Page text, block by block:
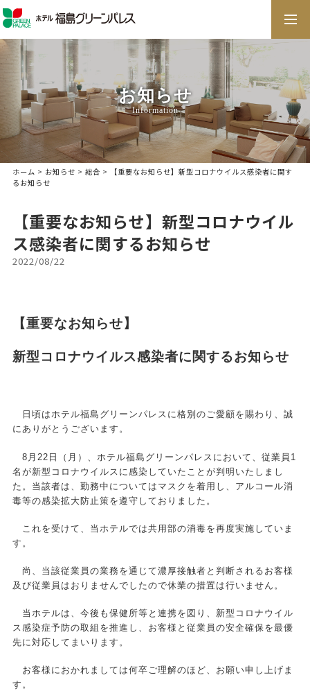
お知らせ
Information
ホーム > お知らせ > 総合 > 【重要なお知らせ】新型コロナウイルス感染者に関す
るお知らせ
【重要なお知らせ】新型コロナウイル
ス感染者に関するお知らせ
2022/08/22
【重要なお知らせ】
新型コロナウイルス感染者に関するお知らせ
日頃はホテル福島グリーンパレスに格別のご愛顧を賜わり、誠
にありがとうございます。
8月22日（月）、ホテル福島グリーンパレスにおいて、従業員1
名が新型コロナウイルスに感染していたことが判明いたしまし
た。 当該者は、勤務中についてはマスクを着用し、アルコール消
毒等の感染拡大防止策を遵守しておりました。
これを受けて、当ホテルでは共用部の消毒を再度実施していま
す。
尚、当該従業員の業務を通じて濃厚接触者と判断されるお客様
及び従業員はおりませんでしたので休業の措置は行いません。
当ホテルは、今後も保健所等と連携を図り、新型コロナウイル
ス感染症予防の取組を推進し、お客様と従業員の安全確保を最優
先に対応してまいります。
お客様におかれましては何卒ご理解のほど、お願い申し上げま
す。